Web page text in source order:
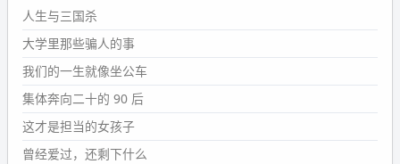
人生与三国杀
大学里那些骗人的事
我们的一生就像坐公车
集体奔向二十的 90 后
这才是担当的女孩子
曾经爱过，还剩下什么